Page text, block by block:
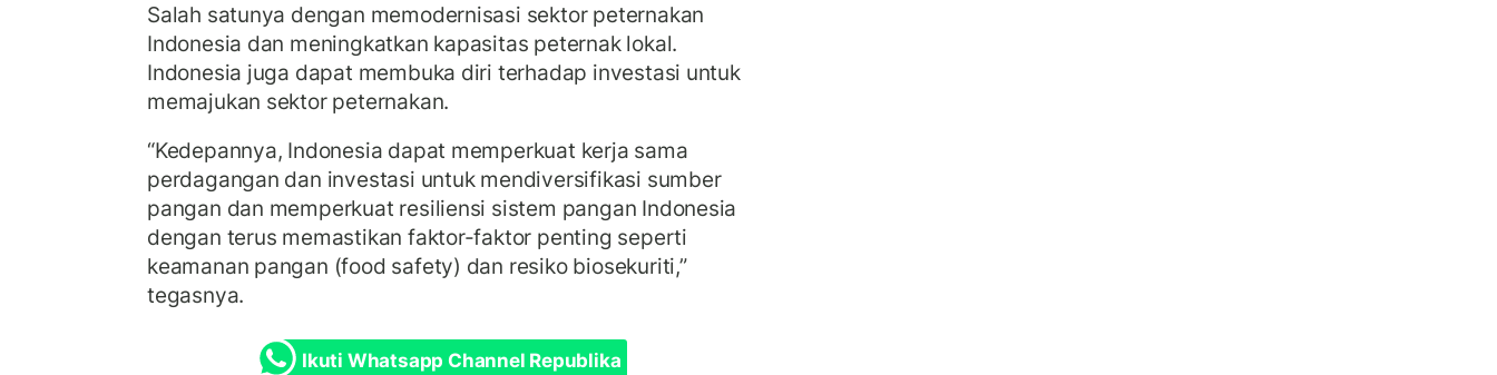
Salah satunya dengan memodernisasi sektor peternakan
Indonesia dan meningkatkan kapasitas peternak lokal.
Indonesia juga dapat membuka diri terhadap investasi untuk
memajukan sektor peternakan.
“Kedepannya, Indonesia dapat memperkuat kerja sama
perdagangan dan investasi untuk mendiversifikasi sumber
pangan dan memperkuat resiliensi sistem pangan Indonesia
dengan terus memastikan faktor-faktor penting seperti
keamanan pangan (food safety) dan resiko biosekuriti,”
tegasnya.
Ikuti Whatsapp Channel Republika